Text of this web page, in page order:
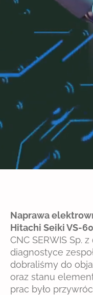
Naprawa
Hitachi Seiki VS-60
CNC SERWIS Sp.
diagnostyce
dobraliśmy do
oraz stanu
prac było